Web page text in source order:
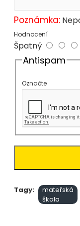
Poznámka:
Hodnocení
Špatný
Antispam
Označte
Tagy:
mateřská
škola